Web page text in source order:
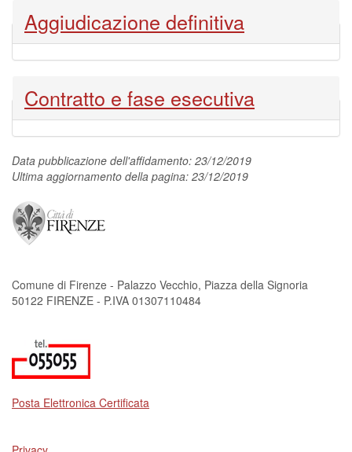
Nascondi
Aggiudicazione definitiva
Nascondi
Contratto e fase esecutiva
Data pubblicazione dell'affidamento: 23/12/2019
Ultima aggiornamento della pagina: 23/12/2019
Comune di Firenze - Palazzo Vecchio, Piazza della Signoria
50122 FIRENZE - P.IVA 01307110484
Posta Elettronica Certificata